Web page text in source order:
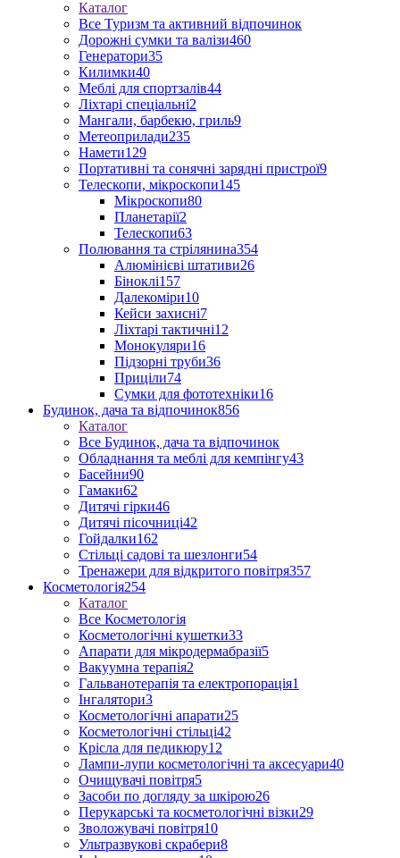
Каталог
Все Туризм та активний відпочинок
Дорожні сумки та валізи460
Генератори35
Килимки40
Меблі для спортзалів44
Ліхтарі спеціальні2
Мангали, барбекю, гриль9
Метеоприлади235
Намети129
Портативні та сонячні зарядні пристрої9
Телескопи, мікроскопи145
Мікроскопи80
Планетарії2
Телескопи63
Полювання та стрілянина354
Алюмінієві штативи26
Біноклі157
Далекоміри10
Кейси захисні7
Ліхтарі тактичні12
Монокуляри16
Підзорні труби36
Приціли74
Сумки для фототехніки16
Будинок, дача та відпочинок856
Каталог
Все Будинок, дача та відпочинок
Обладнання та меблі для кемпінгу43
Басейни90
Гамаки62
Дитячі гірки46
Дитячі пісочниці42
Гойдалки162
Стільці садові та шезлонги54
Тренажери для відкритого повітря357
Косметологія254
Каталог
Все Косметологія
Косметологічні кушетки33
Апарати для мікродермабразії5
Вакуумна терапія2
Гальванотерапія та електропорація1
Інгалятори3
Косметологічні апарати25
Косметологічні стільці42
Крісла для педикюру12
Лампи-лупи косметологічні та аксесуари40
Очищувачі повітря5
Засоби по догляду за шкірою26
Перукарські та косметологічні візки29
Зволожувачі повітря10
Ультразвукові скрабери8